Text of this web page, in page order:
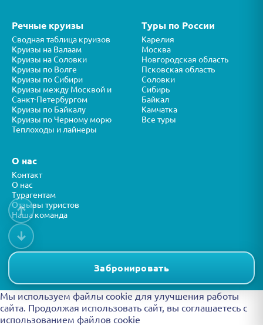
Забронировать
Речные круизы
Сводная таблица круизов
Круизы на Валаам
Круизы на Соловки
Круизы по Волге
Круизы по Сибири
Круизы между Москвой и
Санкт-Петербургом
Круизы по Байкалу
Круизы по Черному морю
Теплоходы и лайнеры
Туры по России
Карелия
Москва
Новгородская область
Псковская область
Соловки
Сибирь
Байкал
Камчатка
Все туры
О нас
Контакт
О нас
Турагентам
Отзывы туристов
Наша команда
Представленная на сайте информация носит справочный характер и
не является публичной офертой.
↑
↓
Мы используем файлы cookie для улучшения работы
сайта. Продолжая использовать сайт, вы соглашаетесь с
использованием файлов cookie